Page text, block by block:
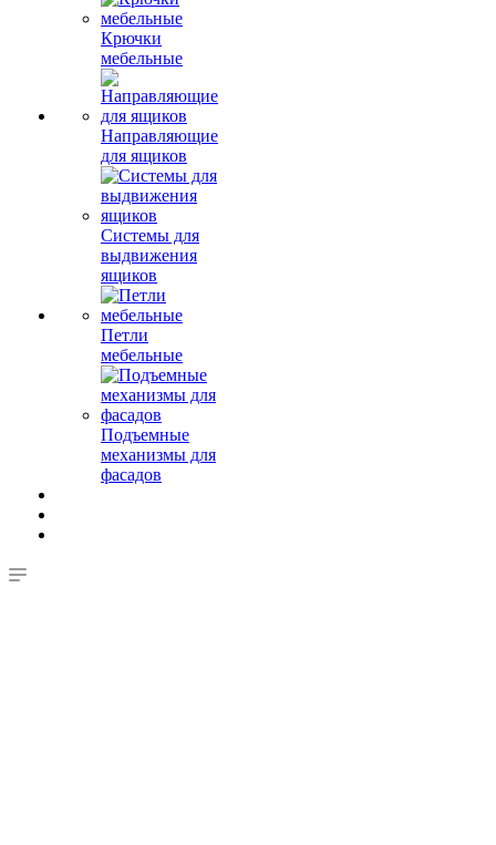
Крючки
мебельные
Направляющие
для ящиков
Системы для
выдвижения
ящиков
Петли
мебельные
Подъемные
механизмы для
фасадов